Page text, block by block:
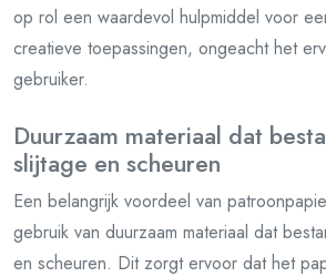
op rol een waardevol hulpmiddel voor
creatieve toepassingen, ongeacht het
gebruiker.
Duurzaam materiaal dat
slijtage en scheuren
Een belangrijk voordeel van
gebruik van duurzaam materiaal dat
en scheuren. Dit zorgt ervoor dat het